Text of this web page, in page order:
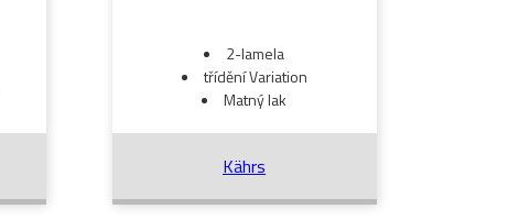
2-lamela
třídění Variation
Matný lak
Kährs